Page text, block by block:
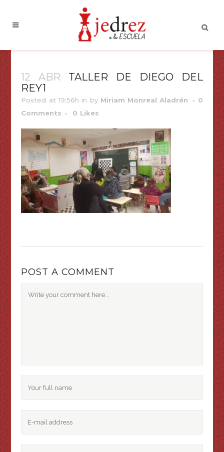
12 ABR TALLER DE DIEGO DEL
REY1
Posted at 19:56h in by Miriam Monreal Aladrén
0
Comments
0 Likes
POST A COMMENT